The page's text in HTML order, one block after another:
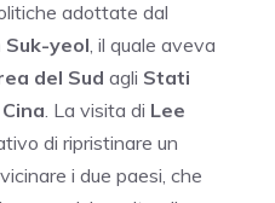
adottate dal
Suk-yeol, il quale aveva
del Sud agli Stati
Cina. La visita di Lee
di ripristinare un
i due paesi, che